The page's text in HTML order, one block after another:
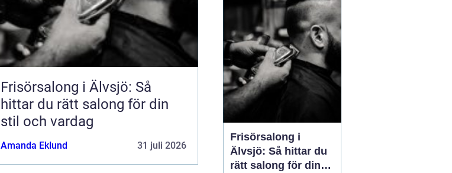
Frisörsalong i Älvsjö: Så
hittar du rätt salong för din
stil och vardag
Amanda Eklund 31 juli 2026
Samtidigt kräver ett
andrahandsköp mer
eftertanke. Den som vill
köpa
Frisörsalong i
Älvsjö: Så hittar du
rätt salong för din